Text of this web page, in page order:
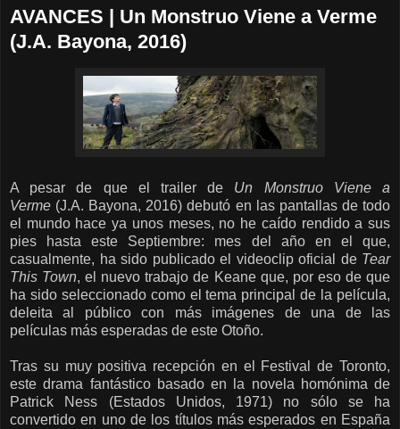
AVANCES | Un Monstruo Viene a Verme
(J.A. Bayona, 2016)
A pesar de que el trailer de Un Monstruo Viene a
Verme (J.A. Bayona, 2016) debutó en las pantallas de todo
el mundo hace ya unos meses, no he caído rendido a sus
pies hasta este Septiembre: mes del año en el que,
casualmente, ha sido publicado el videoclip oficial de Tear
This Town, el nuevo trabajo de Keane que, por eso de que
ha sido seleccionado como el tema principal de la película,
deleita al público con más imágenes de una de las
películas más esperadas de este Otoño.
Tras su muy positiva recepción en el Festival de Toronto,
este drama fantástico basado en la novela homónima de
Patrick Ness (Estados Unidos, 1971) no sólo se ha
convertido en uno de los títulos más esperados en España